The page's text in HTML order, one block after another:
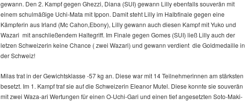
gewann. Den 2. Kampf gegen Ghezzi, Diana (SUI) gewann Lilly ebenfalls souverän mit
einem schulmäßige Uchi-Mata mit Ippon. Damit steht Lilly im Halbfinale gegen eine
Kämpferin aus Irland (Mc Cahon,Ebony), Lilly gewann auch diesen Kampf mit Yuko und
Wazari mit anschließendem Haltegriff. Im Finale gegen Gomes (SUI) ließ Lilly auch der
letzen Schweizerin keine Chance ( zwei Wazari) und gewann verdient die Goldmedaille in
der Schweiz!
Milas trat in der Gewichtsklasse -57 kg an. Diese war mit 14 Teilnehmerinnen am stärksten
besetzt. Im 1. Kampf traf sie auf die Schweizerin Eleanor Mutel. Diese konnte sie souverän
mit zwei Waza-ari Wertungen für einen O-Uchi-Gari und einen tief angesetzten Soto-Maki-